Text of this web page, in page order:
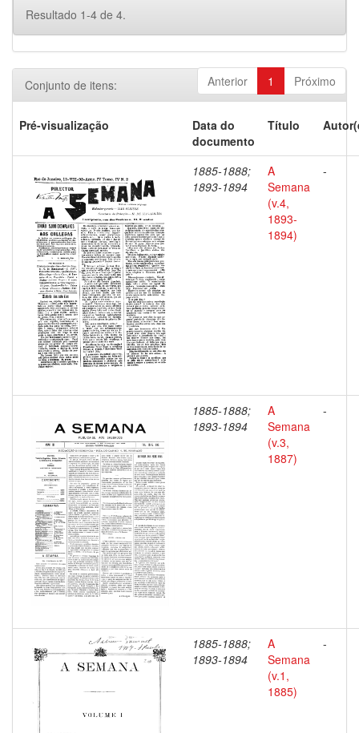
Resultado 1-4 de 4.
Anterior 1 Próximo
Conjunto de itens:
Pré-visualização
Data do
documento
Título
1885-1888;
1893-1894
A
Semana
(v.4,
1893-
1894)
-
1885-1888;
1893-1894
A
Semana
(v.3,
1887)
-
1885-1888;
1893-1894
A
Semana
(v.1,
1885)
-